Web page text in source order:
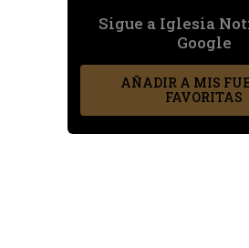
Sigue a Iglesia
Google
AÑADIR A MIS
FAVORITAS